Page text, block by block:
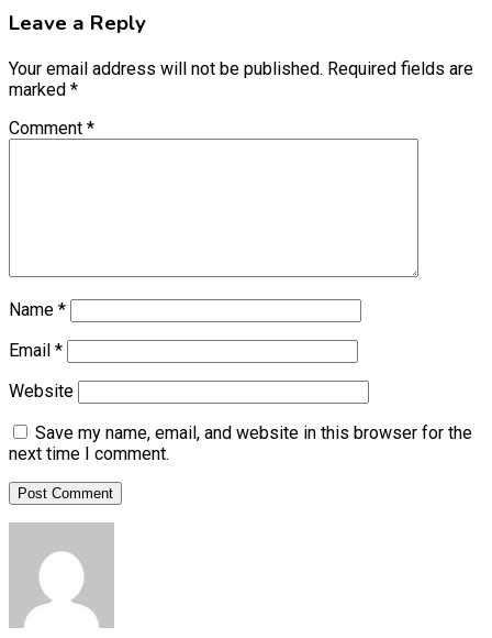
Leave a Reply
Your email address will not be published. Required fields are
marked *
Comment *
Name *
Email *
Website
Save my name, email, and website in this browser for the
next time I comment.